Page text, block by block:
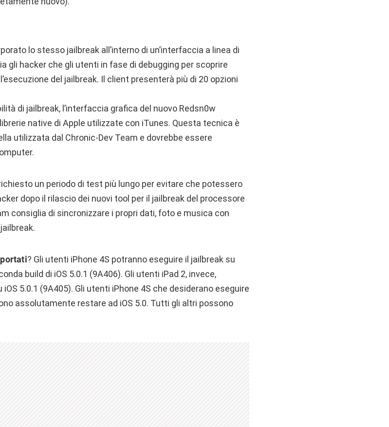
lo stesso jailbreak all’interno di un’interfaccia a linea di
gli hacker che gli utenti in fase di debugging per scoprire
del jailbreak. Il client presenterà più di 20 opzioni
di jailbreak, l’interfaccia grafica del nuovo Redsn0w
native di Apple utilizzate con iTunes. Questa tecnica è
utilizzata dal Chronic-Dev Team e dovrebbe essere
un periodo di test più lungo per evitare che potessero
dopo il rilascio dei nuovi tool per il jailbreak del processore
consiglia di sincronizzare i propri dati, foto e musica con
? Gli utenti iPhone 4S potranno eseguire il jailbreak su
build di iOS 5.0.1 (9A406). Gli utenti iPad 2, invece,
5.0.1 (9A405). Gli utenti iPhone 4S che desiderano eseguire
assolutamente restare ad iOS 5.0. Tutti gli altri possono